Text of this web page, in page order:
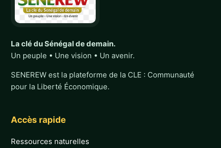
La clé du Sénégal de demain.
Un peuple • Une vision • Un avenir.
SENEREW est la plateforme de la CLE : Communauté
pour la Liberté Économique.
Accès rapide
Ressources naturelles